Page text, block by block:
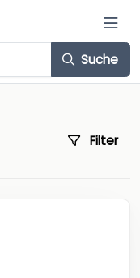
Suche
Filter